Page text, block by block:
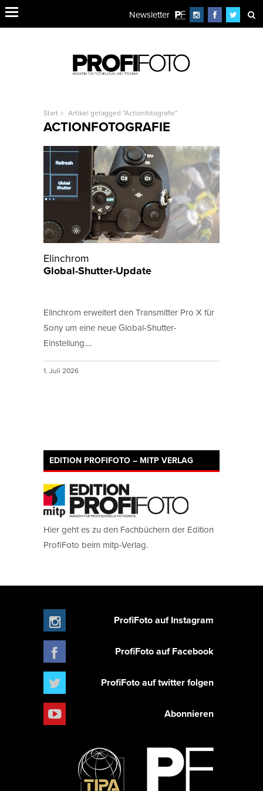
Newsletter
Start Artikel getagged "Actionfotografie"
ACTIONFOTOGRAFIE
Elinchrom
Global-Shutter-Update
Elinchrom erweitert den Transmitter Pro X für
Sony um eine neue Global-Shutter-
Einstellung....
1. Juli 2026
EDITION PROFIFOTO – MITP VERLAG
Hier geht es zu den Fachbüchern der Edition
ProfiFoto beim mitp-Verlag.
ProfiFoto auf Instagram
ProfiFoto auf Facebook
ProfiFoto auf twitter folgen
Abonnieren